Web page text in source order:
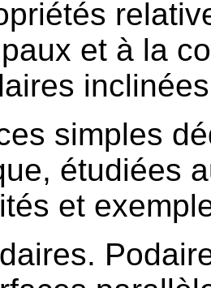
et à la
simples
étudiées
et